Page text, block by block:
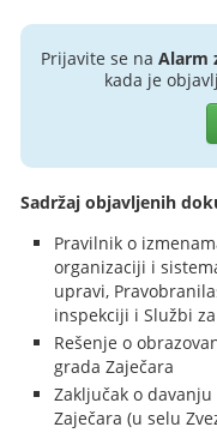
Prijavite se na Alarm
kada je
Sadržaj objavljenih
Pravilnik o
organizaciji i
upravi,
inspekciji i Službi
Rešenje o
grada Zaječara
Zaključak o
Zaječara (u selu